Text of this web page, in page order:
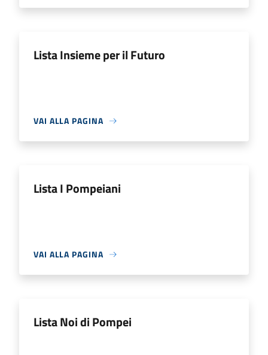
Lista Insieme per il Futuro
VAI ALLA PAGINA
Lista I Pompeiani
VAI ALLA PAGINA
Lista Noi di Pompei